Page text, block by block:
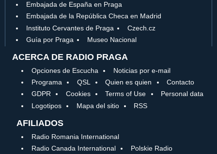
Embajada de España en Praga
Embajada de la República Checa en Madrid
Instituto Cervantes de Praga
Czech.cz
Guía por Praga
Museo Nacional
ACERCA DE RADIO PRAGA
Opciones de Escucha
Noticias por e-mail
Programa
QSL Quien es quien
Contacto
GDPR
Cookies Terms of Use
Personal data
Logotipos
Mapa del sitio RSS
AFILIADOS
Radio Romania International
Radio Canada International
Polskie Radio